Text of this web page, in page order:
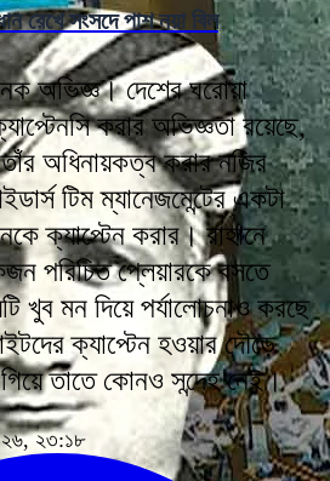
রেখে সংসদে পাশ নয়া বিল
অভিজ্ঞ। দেশের ঘরোয়া
করার অভিজ্ঞতা রয়েছে,
অধিনায়কত্ব করার নজির
টিম ম্যানেজমেন্টের একটা
ক্যাপ্টেন করার। রাহানে
পরিচিত প্লেয়ারকে বসতে
খুব মন দিয়ে পর্যালোচনাও করছে
ক্যাপ্টেন হওয়ার দৌড়ে
তাতে কোনও সন্দেহ নেই।
২৩:১৮